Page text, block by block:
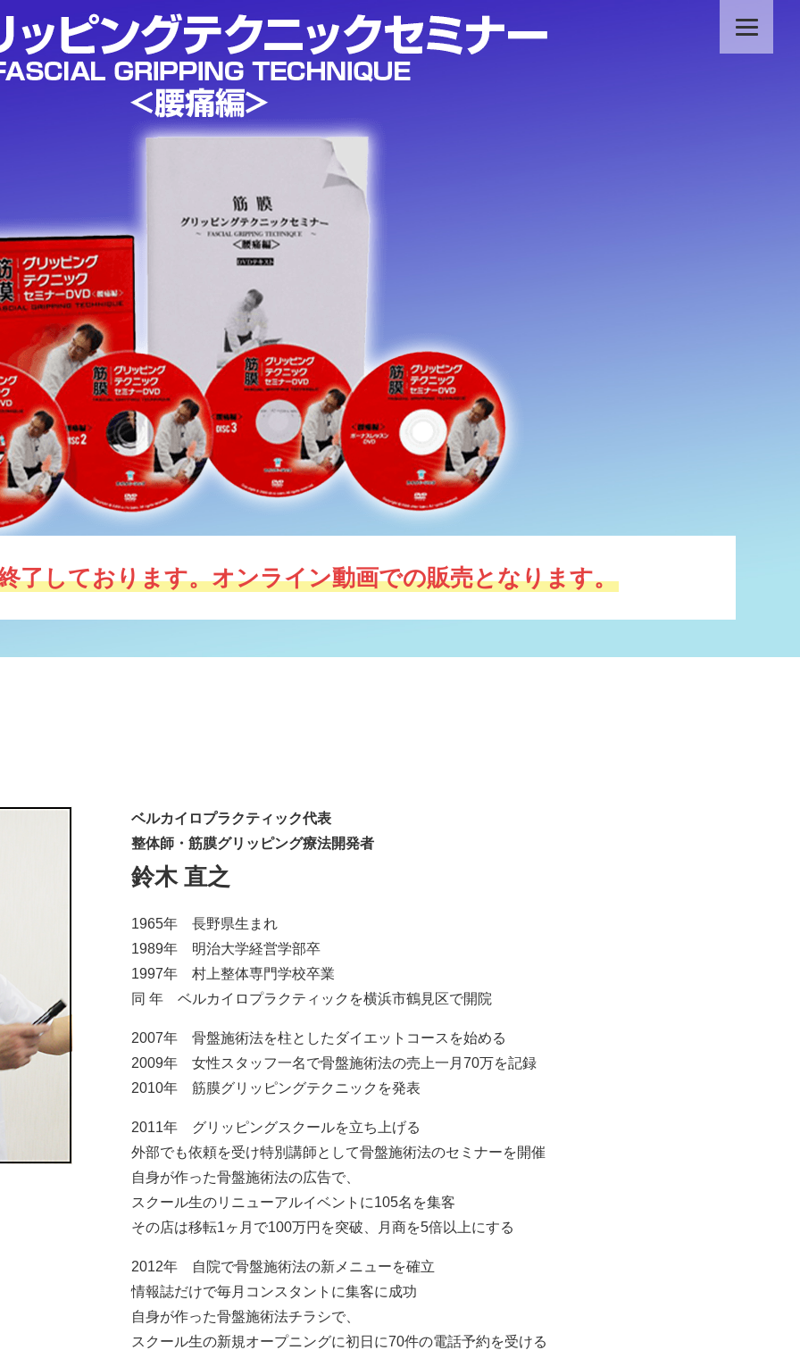
了しております。オンライン動画での販売となります。
ベルカイロプラクティック代表
整体師・筋膜グリッピング療法開発者
鈴木 直之
1965年 長野県生まれ
1989年 明治大学経営学部卒
1997年 村上整体専門学校卒業
同 年 ベルカイロプラクティックを横浜市鶴見区で開院
2007年 骨盤施術法を柱としたダイエットコースを始める
2009年 女性スタッフ一名で骨盤施術法の売上一月70万を記録
2010年 筋膜グリッピングテクニックを発表
2011年 グリッピングスクールを立ち上げる
外部でも依頼を受け特別講師として骨盤施術法のセミナーを開催
自身が作った骨盤施術法の広告で、
スクール生のリニューアルイベントに105名を集客
その店は移転1ヶ月で100万円を突破、月商を5倍以上にする
2012年 自院で骨盤施術法の新メニューを確立
情報誌だけで毎月コンスタントに集客に成功
自身が作った骨盤施術法チラシで、
スクール生の新規オープニングに初日に70件の電話予約を受ける